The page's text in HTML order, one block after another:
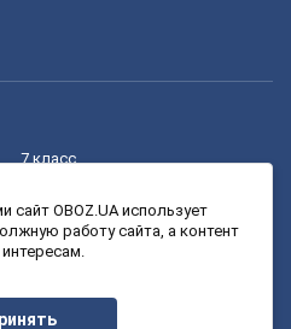
7 класс
9 класс
сайт OBOZ.UA использует
работу сайта, а контент